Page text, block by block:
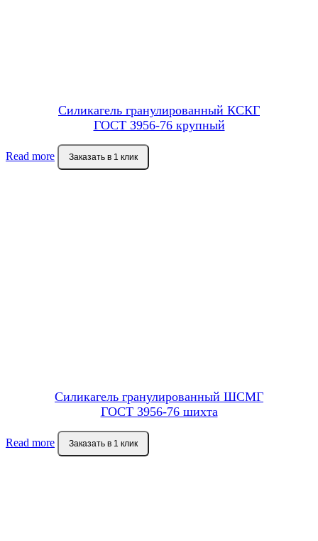
Силикагель гранулированный КСКГ
ГОСТ 3956-76 крупный
Read more Заказать в 1 клик
Силикагель гранулированный ШСМГ
ГОСТ 3956-76 шихта
Read more Заказать в 1 клик